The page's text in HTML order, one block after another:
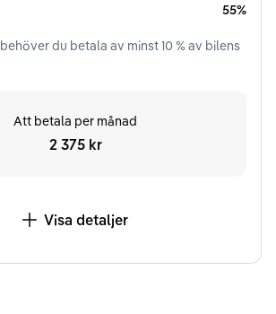
55%
behöver du betala av minst10% av bilens
Att betala per månad
2 375 kr
Visa detaljer